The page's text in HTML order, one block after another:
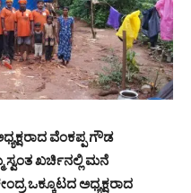
ವೆಂಕಪ್ಪ ಗೌಡ
ಖರ್ಚಿನಲ್ಲಿ ಮನೆ
ಒಕ್ಕೂಟದ ಅಧ್ಯಕ್ಷರಾದ